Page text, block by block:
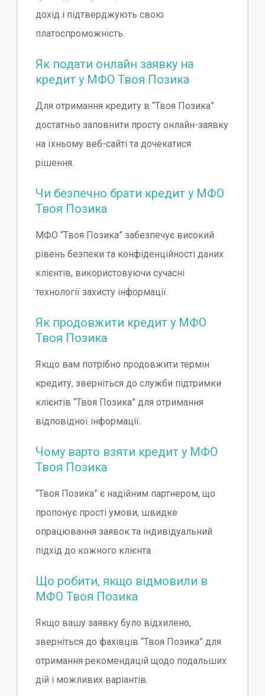
дохід і підтверджують свою
платоспроможність.
Як подати онлайн заявку на
кредит у МФО Твоя Позика
Для отримання кредиту в “Твоя Позика”
достатньо заповнити просту онлайн-заявку
на їхньому веб-сайті та дочекатися
рішення.
Чи безпечно брати кредит у МФО
Твоя Позика
МФО “Твоя Позика” забезпечує високий
рівень безпеки та конфіденційності даних
клієнтів, використовуючи сучасні
технології захисту інформації.
Як продовжити кредит у МФО
Твоя Позика
Якщо вам потрібно продовжити термін
кредиту, зверніться до служби підтримки
клієнтів “Твоя Позика” для отримання
відповідної інформації.
Чому варто взяти кредит у МФО
Твоя Позика
“Твоя Позика” є надійним партнером, що
пропонує прості умови, швидке
опрацювання заявок та індивідуальний
підхід до кожного клієнта.
Що робити, якщо відмовили в
МФО Твоя Позика
Якщо вашу заявку було відхилено,
зверніться до фахівців “Твоя Позика” для
отримання рекомендацій щодо подальших
дій і можливих варіантів.